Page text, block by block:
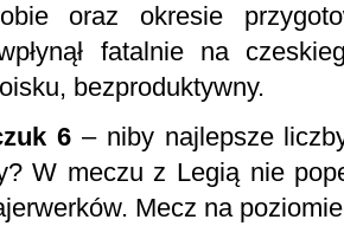
oraz okresie
fatalnie na
bezproduktywny.
6– niby najlepsze
W meczu z Legią nie
Mecz na